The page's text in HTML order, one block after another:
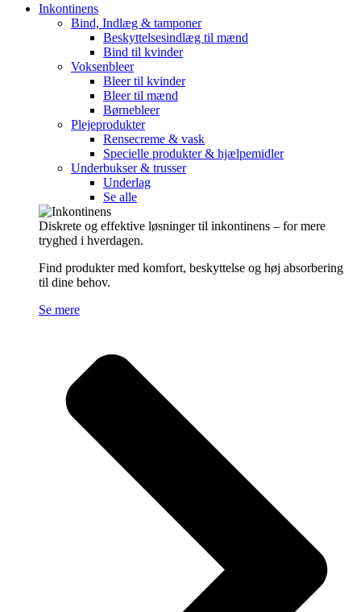
Inkontinens
Bind, Indlæg & tamponer
Beskyttelsesindlæg til mænd
Bind til kvinder
Voksenbleer
Bleer til kvinder
Bleer til mænd
Børnebleer
Plejeprodukter
Rensecreme & vask
Specielle produkter & hjælpemidler
Underbukser & trusser
Underlag
Se alle
Diskrete og effektive løsninger til inkontinens – for mere
tryghed i hverdagen.
Find produkter med komfort, beskyttelse og høj absorbering
til dine behov.
Se mere